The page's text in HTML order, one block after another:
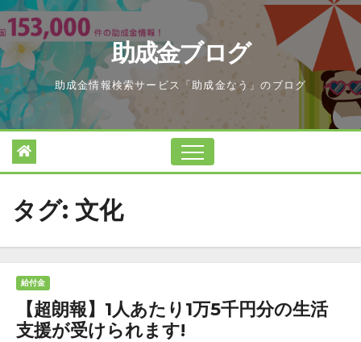
Skip
to
content
助成金ブログ
助成金情報検索サービス「助成金なう」のブログ
タグ: 文化
給付金
【超朗報】1人あたり1万5千円分の生活
支援が受けられます!